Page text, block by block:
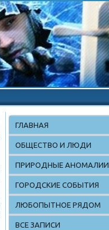
ГЛАВНАЯ
ОБЩЕСТВО И ЛЮДИ
ПРИРОДНЫЕ АНОМАЛИИ
ГОРОДСКИЕ СОБЫТИЯ
ЛЮБОПЫТНОЕ РЯДОМ
ВСЕ ЗАПИСИ